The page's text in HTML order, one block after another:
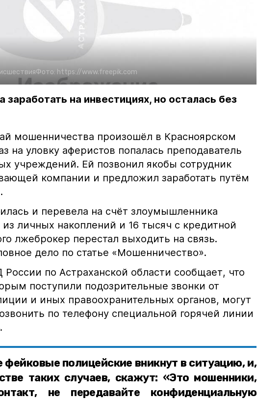
Фото: https://www.freepik.com
на инвестициях, но осталась без
мошенничества произошёл в Красноярском
на уловку аферистов попалась преподаватель
учреждений. Ей позвонил якобы сотрудник
компании и предложил заработать путём
и перевела на счёт злоумышленника
личных накоплений и 16 тысяч с кредитной
лжеброкер перестал выходить на связь.
дело по статье «Мошенничество».
по Астраханской области сообщает, что
поступили подозрительные звонки от
и иных правоохранительных органов, могут
по телефону специальной горячей линии
фейковые полицейские вникнут в ситуацию, и,
таких случаев, скажут: «Это мошенники,
не передавайте конфиденциальную